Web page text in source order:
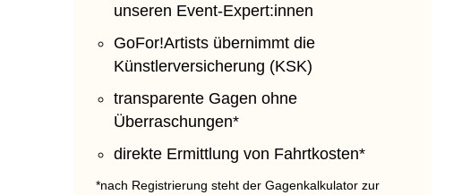
unseren Event-Expert:innen
GoFor!Artists übernimmt die
Künstlerversicherung (KSK)
transparente Gagen ohne
Überraschungen*
direkte Ermittlung von Fahrtkosten*
*nach Registrierung steht der Gagenkalkulator zur